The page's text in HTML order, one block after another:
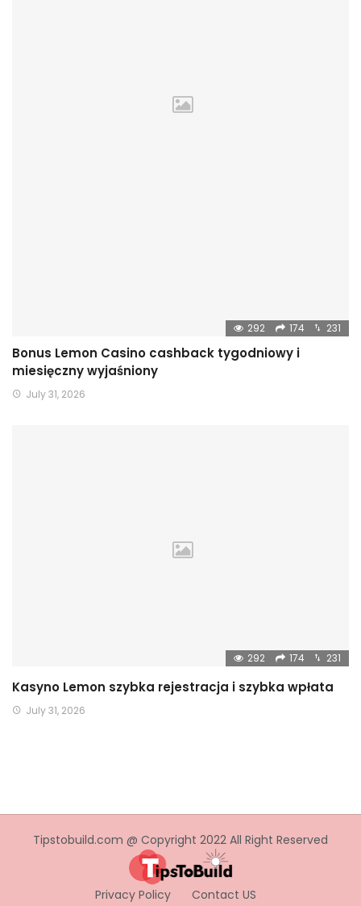
292 174 231
Bonus Lemon Casino cashback tygodniowy i
miesięczny wyjaśniony
July 31, 2026
292 174 231
Kasyno Lemon szybka rejestracja i szybka wpłata
July 31, 2026
Tipstobuild.com @ Copyright 2022 All Right Reserved
Privacy Policy Contact US